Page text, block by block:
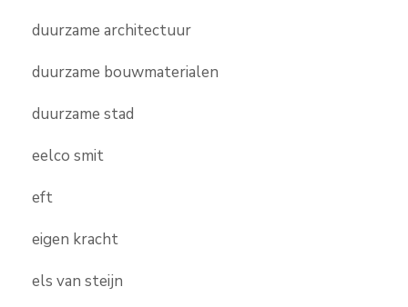
duurzame architectuur
duurzame bouwmaterialen
duurzame stad
eelco smit
eft
eigen kracht
els van steijn